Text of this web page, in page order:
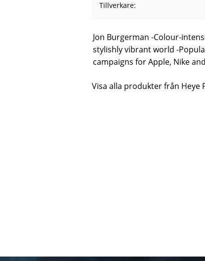
Tillverkare
Jon Burgerman -Colour-
stylishly vibrant world -
campaigns for Apple, Nike
Visa alla produkter från Heye